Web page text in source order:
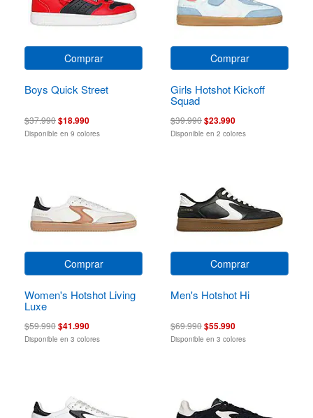
Comprar
Boys Quick Street
$37.990$18.990
Disponible en 9 colores
Comprar
Girls Hotshot Kickoff
Squad
$39.990$23.990
Disponible en 2 colores
Comprar
Women's Hotshot Living
Luxe
$59.990$41.990
Disponible en 3 colores
Comprar
Men's Hotshot Hi
$69.990$55.990
Disponible en 3 colores